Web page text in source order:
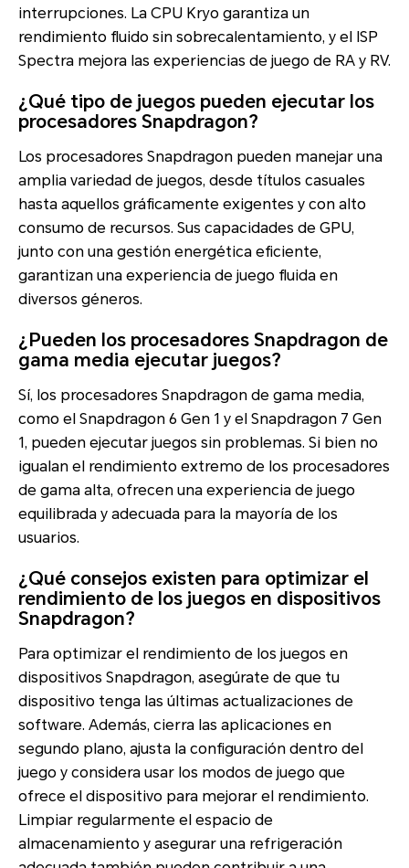
interrupciones. La CPU Kryo garantiza un
rendimiento fluido sin sobrecalentamiento, y el ISP
Spectra mejora las experiencias de juego de RA y RV.
¿Qué tipo de juegos pueden ejecutar los
procesadores Snapdragon?
Los procesadores Snapdragon pueden manejar una
amplia variedad de juegos, desde títulos casuales
hasta aquellos gráficamente exigentes y con alto
consumo de recursos. Sus capacidades de GPU,
junto con una gestión energética eficiente,
garantizan una experiencia de juego fluida en
diversos géneros.
¿Pueden los procesadores Snapdragon de
gama media ejecutar juegos?
Sí, los procesadores Snapdragon de gama media,
como el Snapdragon 6 Gen 1 y el Snapdragon 7 Gen
1, pueden ejecutar juegos sin problemas. Si bien no
igualan el rendimiento extremo de los procesadores
de gama alta, ofrecen una experiencia de juego
equilibrada y adecuada para la mayoría de los
usuarios.
¿Qué consejos existen para optimizar el
rendimiento de los juegos en dispositivos
Snapdragon?
Para optimizar el rendimiento de los juegos en
dispositivos Snapdragon, asegúrate de que tu
dispositivo tenga las últimas actualizaciones de
software. Además, cierra las aplicaciones en
segundo plano, ajusta la configuración dentro del
juego y considera usar los modos de juego que
ofrece el dispositivo para mejorar el rendimiento.
Limpiar regularmente el espacio de
almacenamiento y asegurar una refrigeración